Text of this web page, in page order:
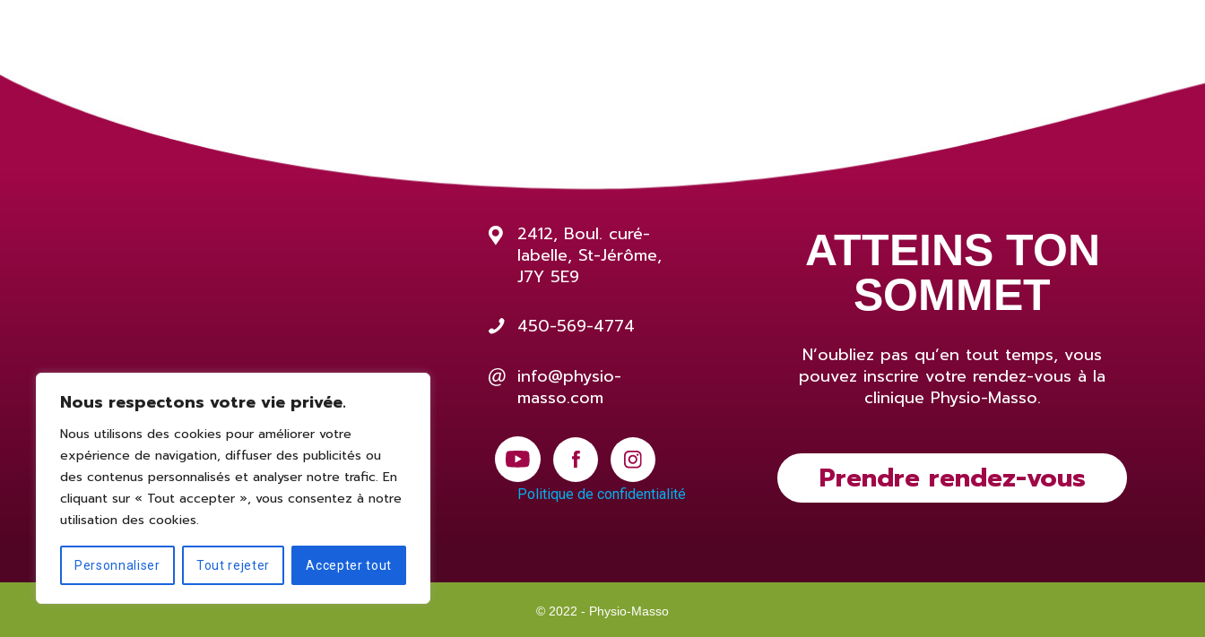
Nous respectons votre vie privée.
Nous utilisons des cookies pour améliorer votre
expérience de navigation, diffuser des publicités ou
des contenus personnalisés et analyser notre trafic. En
cliquant sur « Tout accepter », vous consentez à notre
utilisation des cookies.
Personnaliser Tout rejeter Accepter tout
2412, Boul. curé-
labelle, St-Jérôme,
J7Y 5E9
450-569-4774
info@physio-
masso.com
Politique de confidentialité
ATTEINS TON
SOMMET
N’oubliez pas qu’en tout temps, vous
pouvez inscrire votre rendez-vous à la
clinique Physio-Masso.
Prendre rendez-vous
© 2022 - Physio-Masso